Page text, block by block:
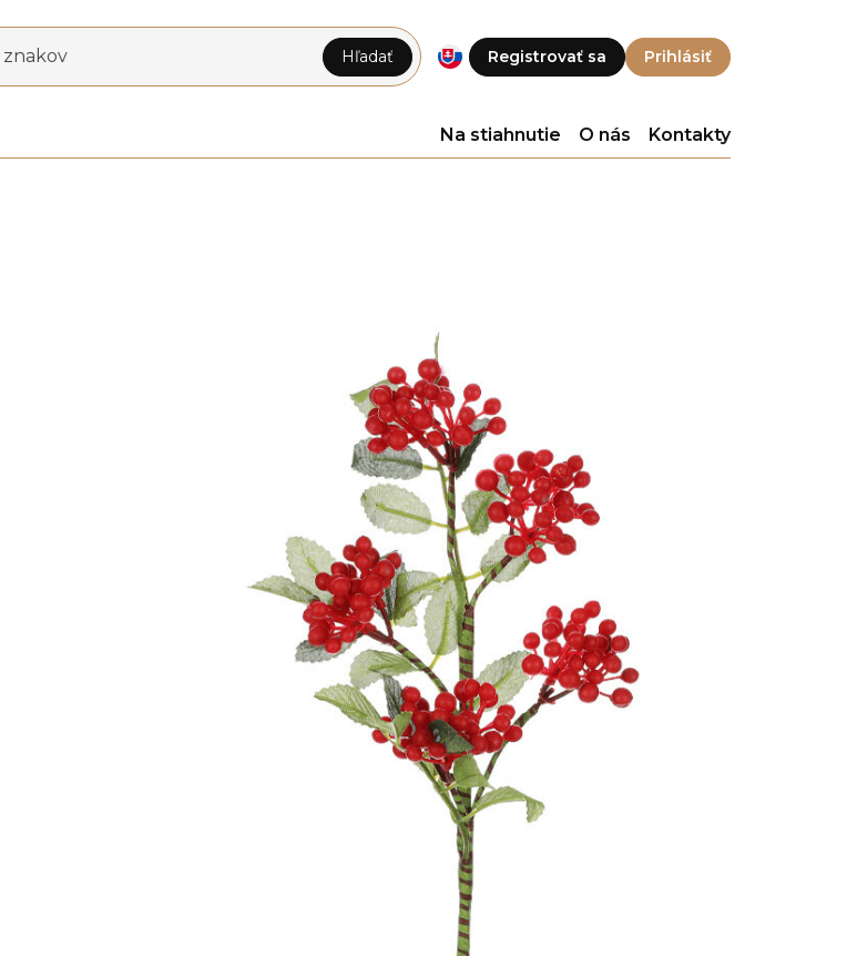
Registrovať sa Prihlásiť
znakov Hľadať
Na stiahnutie O nás Kontakty